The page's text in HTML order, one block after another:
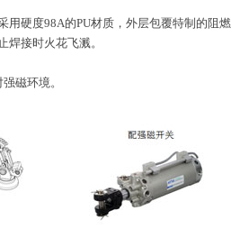
用硬度98A的PU材质，外层包覆特制的阻燃
焊接时火花飞溅。
磁环境。